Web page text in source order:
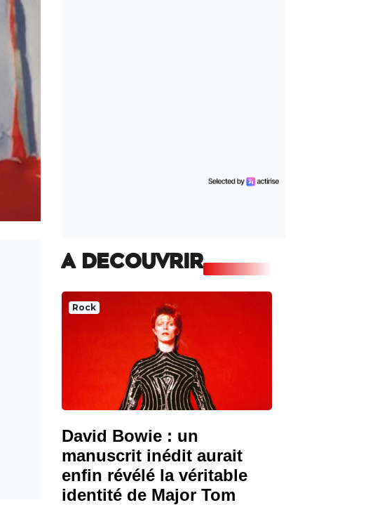
A DECOUVRIR
Rock
David Bowie : un
manuscrit inédit aurait
enfin révélé la véritable
identité de Major Tom